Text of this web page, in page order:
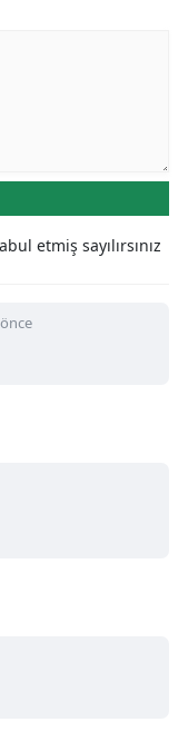
etmiş sayılırsınız